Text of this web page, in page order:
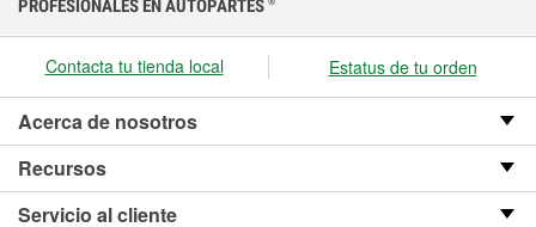
PROFESIONALES EN AUTOPARTES ®
Contacta tu tienda local Estatus de tu orden
Acerca de nosotros
Recursos
Servicio al cliente